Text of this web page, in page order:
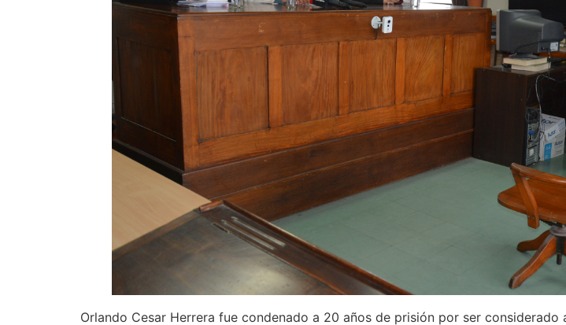
Orlando Cesar Herrera fue condenado a 20 años de prisión por ser